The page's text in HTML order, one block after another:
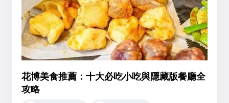
花博美食推薦：十大必吃小吃與隱藏版餐廳全
攻略